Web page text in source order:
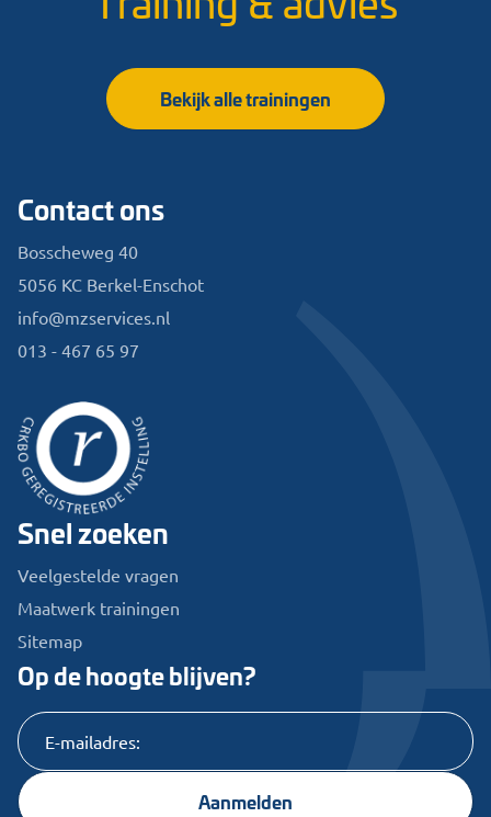
Bekijk alle trainingen
Contact ons
Bosscheweg 40
5056 KC Berkel-Enschot
info@mzservices.nl
013 - 467 65 97
Snel zoeken
Veelgestelde vragen
Maatwerk trainingen
Sitemap
Op de hoogte blijven?
Aanmelden